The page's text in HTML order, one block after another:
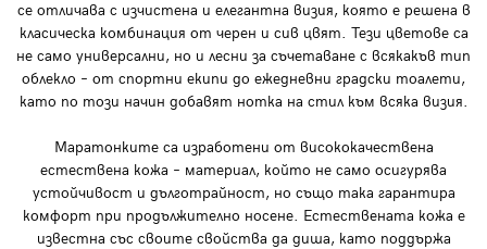
се отличава с изчистена и елегантна визия, която е решена в
класическа комбинация от черен и сив цвят. Тези цветове са
не само универсални, но и лесни за съчетаване с всякакъв тип
облекло – от спортни екипи до ежедневни градски тоалети,
като по този начин добавят нотка на стил към всяка визия.
Маратонките са изработени от висококачествена
естествена кожа – материал, който не само осигурява
устойчивост и дълготрайност, но също така гарантира
комфорт при продължително носене. Естествената кожа е
известна със своите свойства да диша, като поддържа